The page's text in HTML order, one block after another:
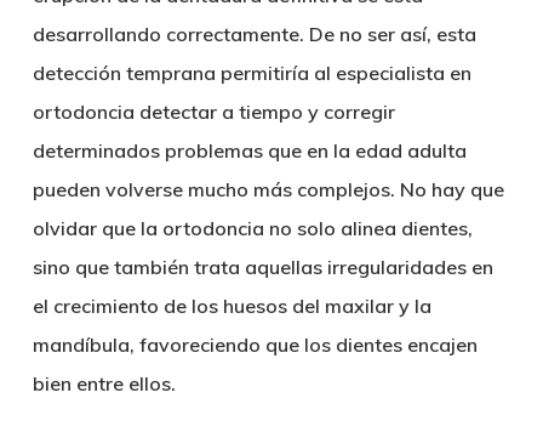
desarrollando correctamente. De no ser así, esta
detección temprana permitiría al especialista en
ortodoncia detectar a tiempo y corregir
determinados problemas que en la edad adulta
pueden volverse mucho más complejos. No hay que
olvidar que la ortodoncia no solo alinea dientes,
sino que también trata aquellas irregularidades en
el crecimiento de los huesos del maxilar y la
mandíbula, favoreciendo que los dientes encajen
bien entre ellos.